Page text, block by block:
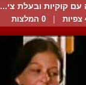
עם קוקיות ובעלת צי...
0 המלצות